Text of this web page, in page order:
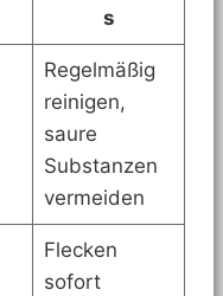
s
Regelmäßig
reinigen,
saure
Substanzen
vermeiden
Flecken
sofort